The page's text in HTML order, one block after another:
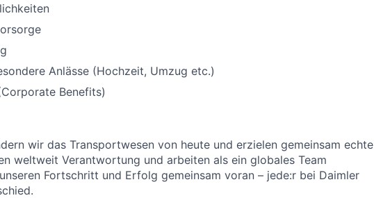
Anlässe (Hochzeit, Umzug etc.)
Benefits)
wir das Transportwesen von heute und erzielen gemeinsam echte
weltweit Verantwortung und arbeiten als ein globales Team
Fortschritt und Erfolg gemeinsam voran – jede:r bei Daimler